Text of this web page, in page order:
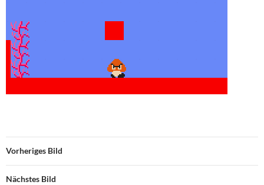
Vorheriges Bild
Nächstes Bild